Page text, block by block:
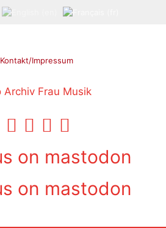
Kontakt/Impressum